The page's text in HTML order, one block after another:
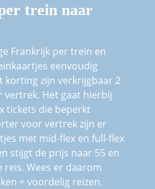
trein naar
Frankrijk per trein en
eenvoudig
korting zijn verkrijgbaar 2
Het gaat hierbij
tickets die beperkt
voor vertrek zijn er
met mid-flex en full-flex
stijgt de prijs naar 55 en
reis. Wees er daarom
= voordelig reizen.